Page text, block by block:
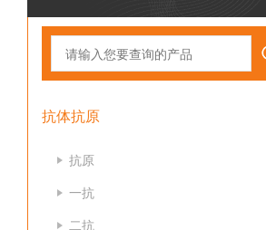
抗体抗原
抗原
一抗
二抗